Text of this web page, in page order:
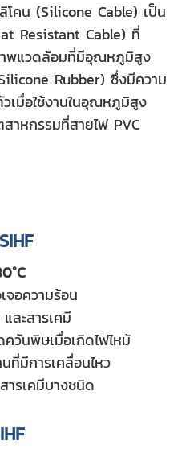
คน (Silicone Cable) เป็น
Resistant Cable) ที่
าพแวดล้อมที่มีอุณหภูมิสูง
Rubber) ซึ่งมีความ
เมื่อใช้งานในอุณหภูมิสูง
าหกรรมที่สายไฟ PVC
จอความร้อน
ละสารเคมี
วันพิษเมื่อเกิดไฟไหม้
ที่มีการเคลื่อนไหว
ารเคมีบางชนิด